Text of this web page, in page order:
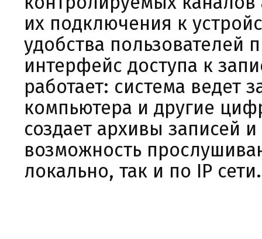
их подключения к
удобства пользователей
интерфейс доступа к
работает: система ведет
компьютера и другие
создает архивы записей
возможность
локально, так и по IP сети.